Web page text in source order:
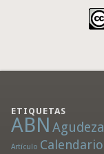
ETIQUETAS
ABN
Artículo Calendario